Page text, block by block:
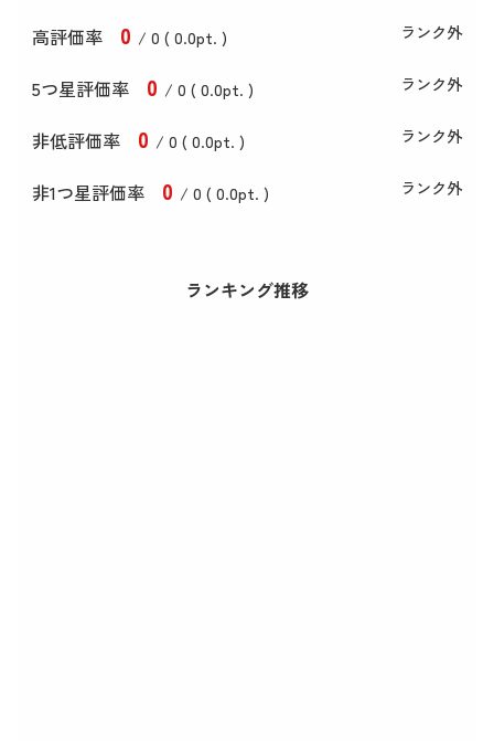
高評価率 0 / 0 ( 0.0pt. ) ランク外
5つ星評価率 0 / 0 ( 0.0pt. ) ランク外
非低評価率 0 / 0 ( 0.0pt. ) ランク外
非1つ星評価率 0 / 0 ( 0.0pt. ) ランク外
ランキング推移